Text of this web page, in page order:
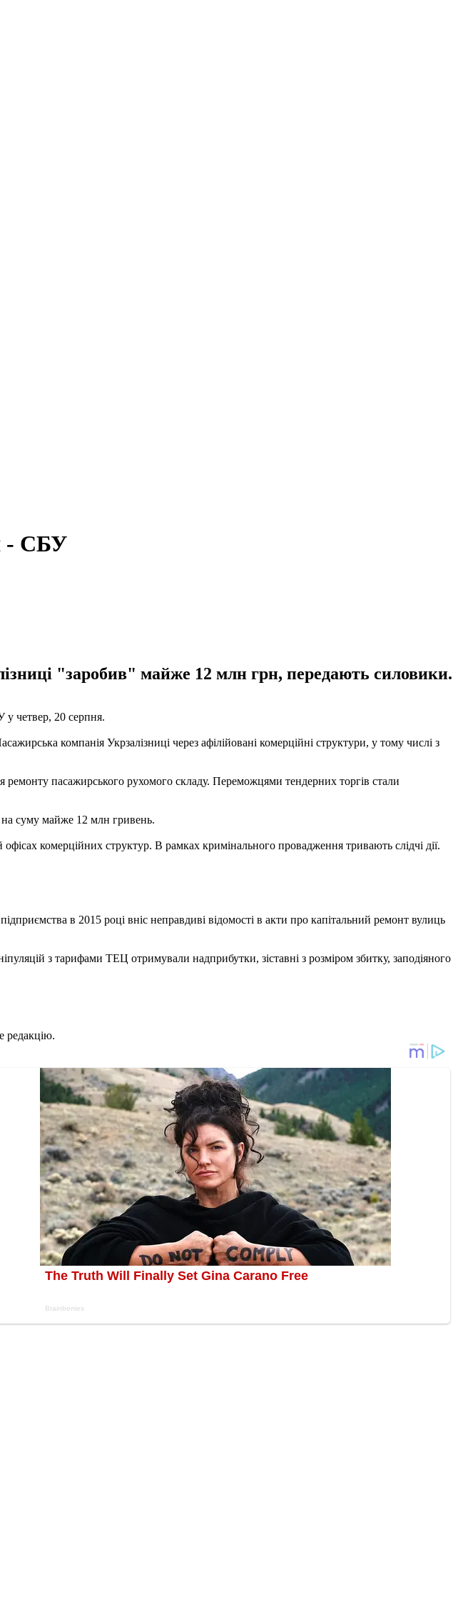
- СБУ
"заробив" майже 12 млн грн, передають силовики.
у четвер, 20 серпня.
компанія Укрзалізниці через афілійовані комерційні структури, у тому числі з
ремонту пасажирського рухомого складу. Переможцями тендерних торгів стали
на суму майже 12 млн гривень.
комерційних структур. В рамках кримінального провадження тривають слідчі дії.
в 2015 році вніс неправдиві відомості в акти про капітальний ремонт вулиць
з тарифами ТЕЦ отримували надприбутки, зіставні з розміром збитку, заподіяного
редакцію.